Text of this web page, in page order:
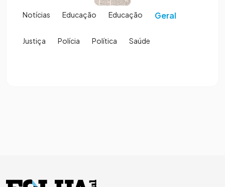
Notícias Educação Educação Geral
Justiça Polícia Política Saúde